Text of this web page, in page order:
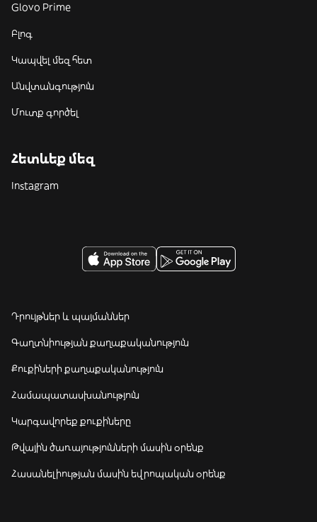
Glovo Prime
Բլոգ
Կապվել մեզ հետ
Անվտանգություն
Մուտք գործել
Հետևեք մեզ
Instagram
Դրույթներ և պայմաններ
Գաղտնիության քաղաքականություն
Քուքիների քաղաքականություն
Համապատասխանություն
Կարգավորեք քուքիները
Թվային ծառայությունների մասին օրենք
Հասանելիության մասին եվրոպական օրենք